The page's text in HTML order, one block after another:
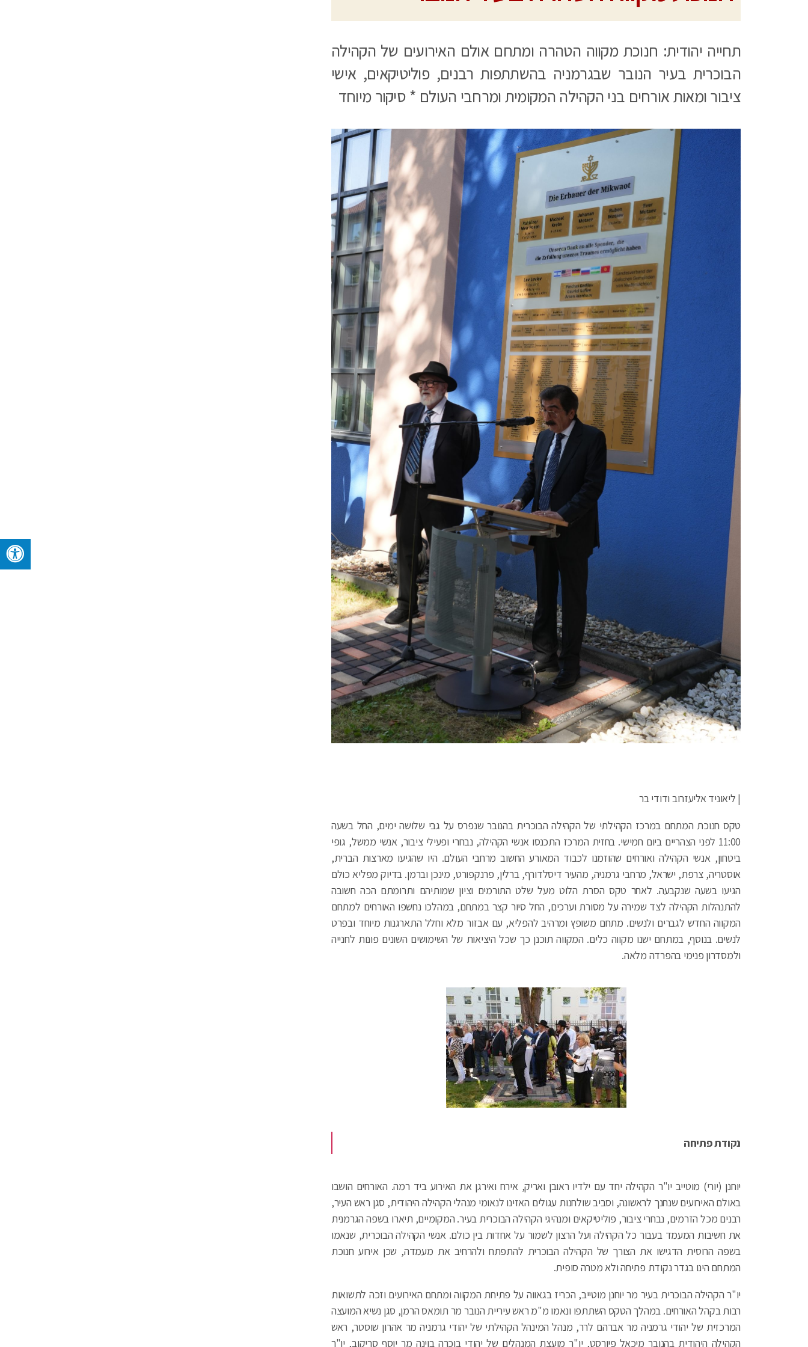
תחייה יהודית: חנוכת מקווה הטהרה ומתחם אולם האירועים של הקהילה
הבוכרית בעיר הנובר שבגרמניה בהשתתפות רבנים, פוליטיקאים, אישי
ציבור ומאות אורחים בני הקהילה המקומית ומרחבי העולם * סיקור מיוחד
| ליאוניד אליעזרוב ודודי בר
טקס חנוכת המתחם במרכז הקהילתי של הקהילה הבוכרית בהנובר שנפרס על גבי שלושה ימים, החל בשעה
11:00 לפני הצהריים ביום חמישי. בחזית המרכז התכנסו אנשי הקהילה, נבחרי ופעילי ציבור, אנשי ממשל, גופי
ביטחון, אנשי הקהילה ואורחים שהוזמנו לכבוד המאורע החשוב מרחבי העולם. היו שהגיעו מארצות הברית,
אוסטריה, צרפת, ישראל, מרחבי גרמניה, מהעיר דיסלדורף, ברלין, פרנקפורט, מינכן וברמן. בדיוק מפליא כולם
הגיעו בשעה שנקבעה. לאחר טקס הסרת הלוט מעל שלט התורמים וציון שמותיהם ותרומתם הכה חשובה
להתנהלות הקהילה לצד שמירה על מסורת וערכים, החל סיור קצר במתחם, במהלכו נחשפו האורחים למתחם
המקווה החדש לגברים ולנשים. מתחם משופץ ומרהיב להפליא, עם אבזור מלא וחלל התארגנות מיוחד ובפרט
לנשים. בנוסף, במתחם ישנו מקווה כלים. המקווה תוכנן כך שכל היציאות של השימושים השונים פונות לחנייה
ולמסדרון פנימי בהפרדה מלאה.
נקודת פתיחה
יוחנן (יורי) מוטייב יו"ר הקהילה יחד עם ילדיו ראובן ואריק, אירח ואירגן את האירוע ביד רמה. האורחים הושבו
באולם האירועים שנחנך לראשונה, וסביב שולחנות עגולים האזינו לנאומי מנהלי הקהילה היהודית, סגן ראש העיר,
רבנים מכל הזרמים, נבחרי ציבור, פוליטיקאים ומנהיגי הקהילה הבוכרית בעיר. המקומיים, תיארו בשפה הגרמנית
את חשיבות המעמד בעבור כל הקהילה ועל הרצון לשמור על אחדות בין כולם. אנשי הקהילה הבוכרית, שנאמו
בשפה הרוסית הדגישו את הצורך של הקהילה הבוכרית להתפתח ולהרחיב את מעמדה, שכן אירוע חנוכת
המתחם הינו בגדר נקודת פתיחה ולא מטרה סופית.
יו"ר הקהילה הבוכרית בעיר מר יוחנן מוטייב, הכריז בגאווה על פתיחת המקווה ומתחם האירועים וזכה לתשואות
רבות בקהל האורחים. במהלך הטקס השתתפו ונאמו מ"מ ראש עיריית הנובר מר תומאס הרמן, סגן נשיא המועצה
המרכזית של יהודי גרמניה מר אברהם לרר, מנהל המינהל הקהילתי של יהודי גרמניה מר אהרון שוסטר, ראש
הקהילה היהודית בהנובר מיכאל פיורסט, יו"ר מועצת המנהלים של יהודי בוכרה בוינה מר יוסף סריקוב, יו"ר